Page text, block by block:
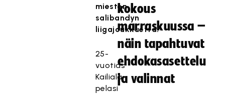
miesten
salibandyn
liigajoukkuetta.
25-
vuotias
Kailiala
pelasi
kokous
marraskuussa –
näin tapahtuvat
ehdokasasettelu
ja valinnat